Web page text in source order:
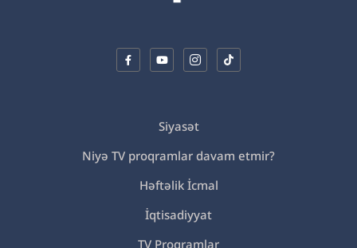
Siyasət
Niyə TV proqramlar davam etmir?
Həftəlik İcmal
İqtisadiyyat
TV Proqramlar